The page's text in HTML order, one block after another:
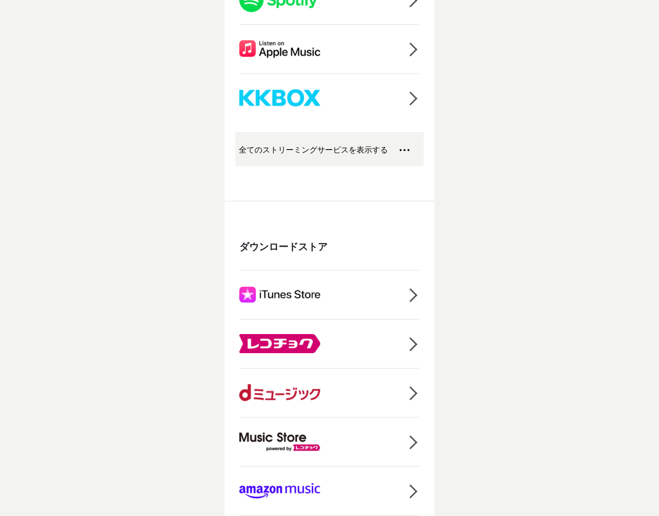
全てのストリーミングサービスを表示する
ダウンロードストア